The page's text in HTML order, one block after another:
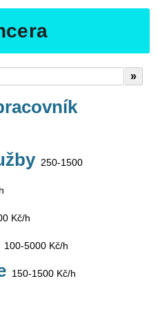
250-1500
Kč/h
100-5000 Kč/h
150-1500 Kč/h